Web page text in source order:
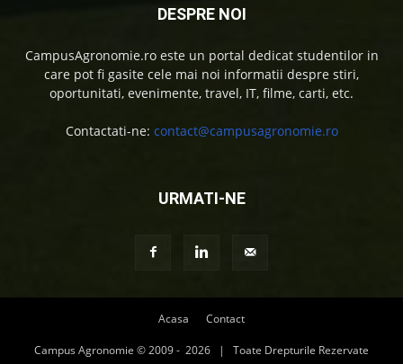
DESPRE NOI
CampusAgronomie.ro este un portal dedicat studentilor in
care pot fi gasite cele mai noi informatii despre stiri,
oportunitati, evenimente, travel, IT, filme, carti, etc.
Contactati-ne: contact@campusagronomie.ro
URMATI-NE
Acasa Contact
Campus Agronomie © 2009 - 2026 | Toate Drepturile Rezervate